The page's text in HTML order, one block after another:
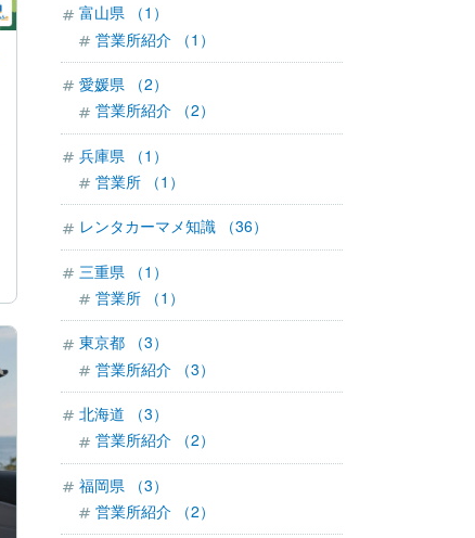
富山県 （1）
営業所紹介 （1）
愛媛県 （2）
営業所紹介 （2）
兵庫県 （1）
営業所 （1）
レンタカーマメ知識 （36）
三重県 （1）
営業所 （1）
東京都 （3）
営業所紹介 （3）
北海道 （3）
営業所紹介 （2）
福岡県 （3）
営業所紹介 （2）